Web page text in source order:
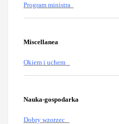
Program ministra
Miscellanea
Okiem i uchem
Nauka-gospodarka
Dobry wzorzec